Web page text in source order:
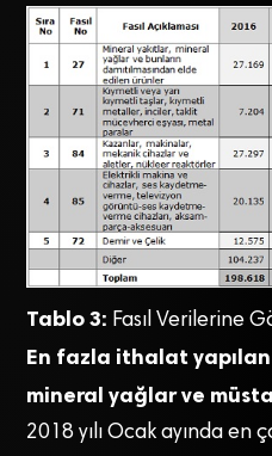
Tablo 3: Fasıl Verilerine
En fazla ithalat
mineral yağlar ve
2018 yılı Ocak ayında en